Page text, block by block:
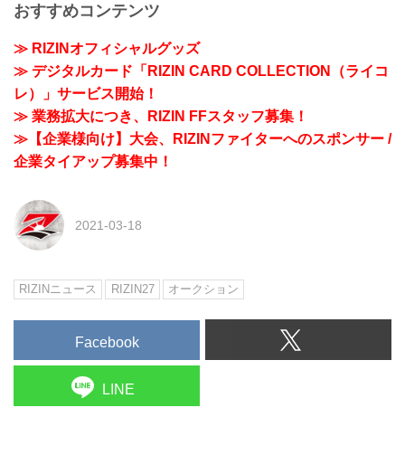
おすすめコンテンツ
≫ RIZINオフィシャルグッズ
≫ デジタルカード「RIZIN CARD COLLECTION（ライコ
レ）」サービス開始！
≫ 業務拡大につき、RIZIN FFスタッフ募集！
≫【企業様向け】大会、RIZINファイターへのスポンサー /
企業タイアップ募集中！
2021-03-18
RIZINニュース RIZIN27 オークション
Facebook
LINE